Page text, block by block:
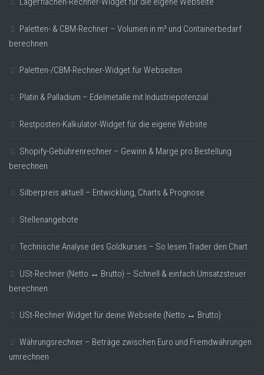
Paletten- & CBM-Rechner – Volumen in m³ und Containerbedarf
berechnen
Paletten-/CBM-Rechner-Widget für Webseiten
Platin & Palladium – Edelmetalle mit Industriepotenzial
Restposten-Kalkulator-Widget für die eigene Website
Shopify-Gebührenrechner – Gewinn & Marge pro Bestellung
berechnen
Silberpreis aktuell – Entwicklung, Charts & Prognose
Stellenangebote
Technische Analyse des Goldkurses – So lesen Trader den Chart
USt-Rechner (Netto ↔ Brutto) – Schnell & einfach Umsatzsteuer
berechnen
USt-Rechner Widget für deine Webseite (Netto ↔ Brutto)
Währungsrechner – Beträge zwischen Euro und Fremdwährungen
umrechnen